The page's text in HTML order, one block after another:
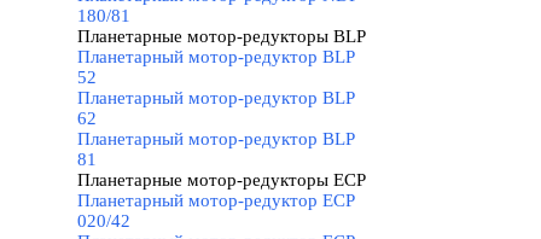
180/81
Планетарные мотор-редукторы BLP
Планетарный мотор-редуктор BLP
52
Планетарный мотор-редуктор BLP
62
Планетарный мотор-редуктор BLP
81
Планетарные мотор-редукторы ECP
Планетарный мотор-редуктор ECP
020/42